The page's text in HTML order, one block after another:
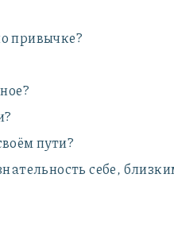
привычке?
пути?
себе,